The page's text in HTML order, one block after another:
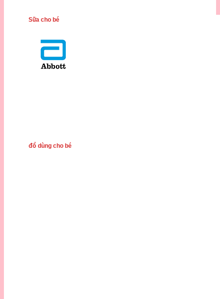
Sữa cho bé
đồ dùng cho bé